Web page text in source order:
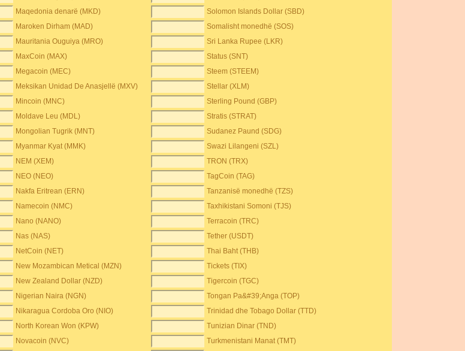
Maqedonia denarë (MKD)
Solomon Islands Dollar (SBD)
Maroken Dirham (MAD)
Somalisht monedhë (SOS)
Mauritania Ouguiya (MRO)
Sri Lanka Rupee (LKR)
MaxCoin (MAX)
Status (SNT)
Megacoin (MEC)
Steem (STEEM)
Meksikan Unidad De Anasjellë (MXV)
Stellar (XLM)
Mincoin (MNC)
Sterling Pound (GBP)
Moldave Leu (MDL)
Stratis (STRAT)
Mongolian Tugrik (MNT)
Sudanez Paund (SDG)
Myanmar Kyat (MMK)
Swazi Lilangeni (SZL)
NEM (XEM)
TRON (TRX)
NEO (NEO)
TagCoin (TAG)
Nakfa Eritrean (ERN)
Tanzanisë monedhë (TZS)
Namecoin (NMC)
Taxhikistani Somoni (TJS)
Nano (NANO)
Terracoin (TRC)
Nas (NAS)
Tether (USDT)
NetCoin (NET)
Thai Baht (THB)
New Mozambican Metical (MZN)
Tickets (TIX)
New Zealand Dollar (NZD)
Tigercoin (TGC)
Nigerian Naira (NGN)
Tongan Pa&#39;Anga (TOP)
Nikaragua Cordoba Oro (NIO)
Trinidad dhe Tobago Dollar (TTD)
North Korean Won (KPW)
Tunizian Dinar (TND)
Novacoin (NVC)
Turkmenistani Manat (TMT)